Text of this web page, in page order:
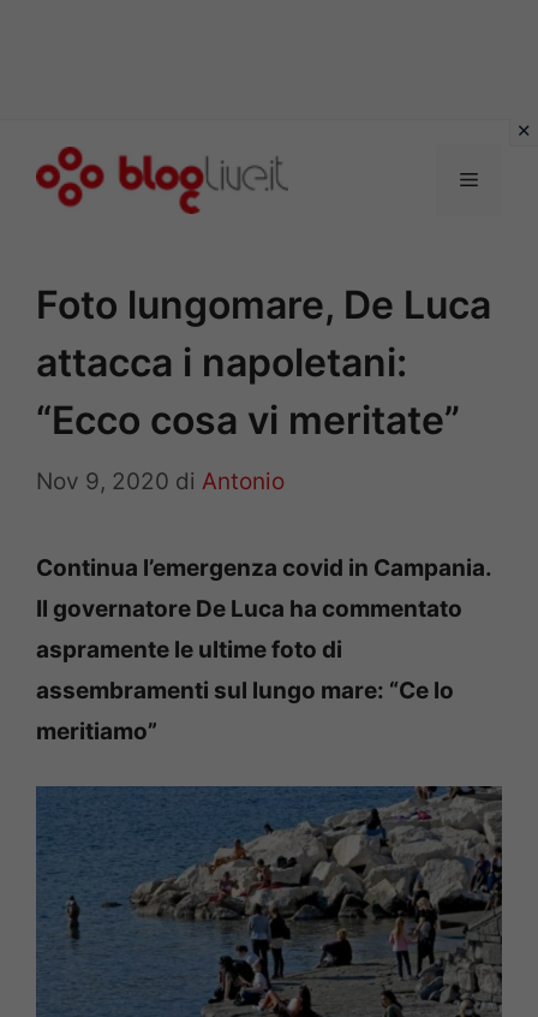
Menu
Foto lungomare, De Luca
attacca i napoletani:
“Ecco cosa vi meritate”
Nov 9, 2020 di Antonio
Continua l’emergenza covid in Campania.
Il governatore De Luca ha commentato
aspramente le ultime foto di
assembramenti sul lungo mare: “Ce lo
meritiamo”